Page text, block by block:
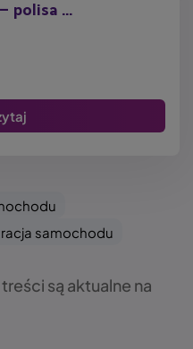
polisa ...
samochodu
są aktualne na